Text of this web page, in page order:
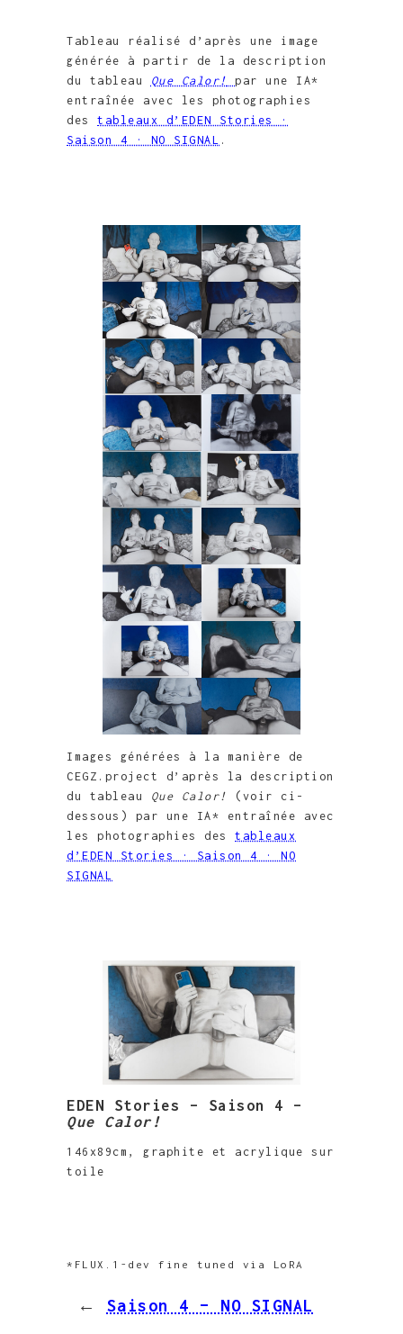
Tableau réalisé d’après une image
générée à partir de la description
du tableau Que Calor!
par une IA*
entraînée avec les photographies
des tableaux d’EDEN Stories ·
Saison 4 · NO SIGNAL .
Images générées à la manière de
CEGZ.project d’après la description
du tableau Que Calor! (voir ci-
dessous) par une IA* entraînée avec
les photographies des tableaux
d’EDEN Stories · Saison 4 · NO
SIGNAL
EDEN Stories – Saison 4 –
Que Calor!
146x89cm, graphite et acrylique sur
toile
*FLUX.1-dev fine tuned via LoRA
← Saison 4 – NO SIGNAL